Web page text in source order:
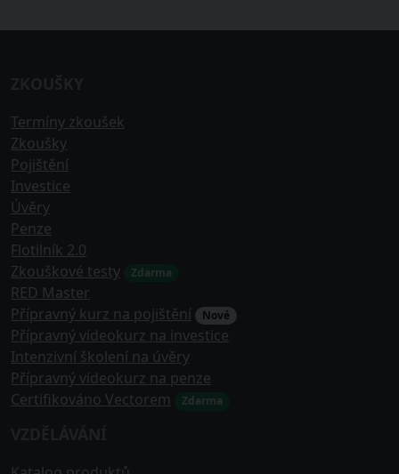
Termíny zkoušek
Zkoušky
Pojištění
Investice
Úvěry
Penze
Flotilník 2.0
Zkouškové testy
Zdarma
RED Master
Přípravný kurz na pojištění
Nové
Přípravný videokurz na investice
Intenzivní školení na úvěry
Přípravný videokurz na penze
Certifikováno Vectorem
Zdarma